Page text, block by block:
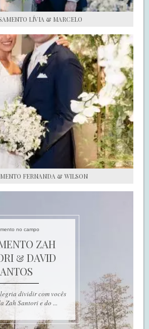
LÍVIA & MARCELO
FERNANDA & WILSON
no campo
ZAH
& DAVID
dividir com vocês
Zah Santori e do ...